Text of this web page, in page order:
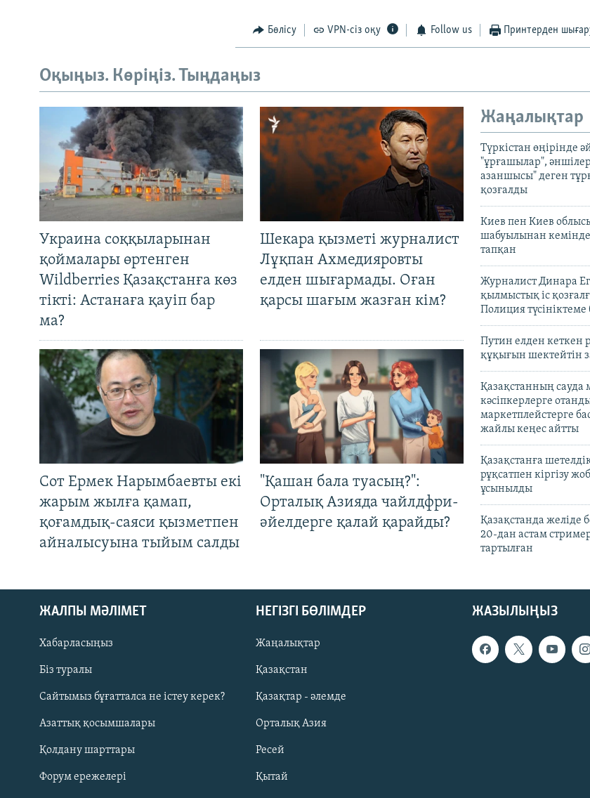
Русский
ЖАЗЫЛЫҢЫЗ
Бөлісу VPN-сіз оқу Follow us Принтерден
Оқыңыз. Көріңіз. Тыңдаңыз
Украина соққыларынан
қоймалары өртенген
Wildberries Қазақстанға көз
тікті: Астанаға қауіп бар
ма?
Шекара қызметі журналист
Лұқпан Ахмедияровты
елден шығармады. Оған
қарсы шағым жазған кім?
Сот Ермек Нарымбаевты екі
жарым жылға қамап,
қоғамдық-саяси қызметпен
айналысуына тыйым салды
"Қашан бала туасың?":
Орталық Азияда чайлдфри-
әйелдерге қалай қарайды?
Жаңалықтар
Түркістан өңірінде
"ұрғашылар",
азаншысы" деген
қозғалды
Киев пен Киев
шабуылынан кемінде
тапқан
Журналист Динара
қылмыстық іс
Полиция түсініктеме
Путин елден кеткен
құқығын шектейтін
Қазақстанның сауда
кәсіпкерлерге
маркетплейстерге
жайлы кеңес айтты
Қазақстанға
рұқсатпен кіргізу
ұсынылды
Қазақстанда желіде
20-дан астам
тартылған
ЖАЗЫЛЫҢЫЗ
ЖАЛПЫ МӘЛІМЕТ
Хабарласыңыз
Біз туралы
Сайтымыз бұғатталса не істеу керек?
Азаттық қосымшалары
Қолдану шарттары
Форум ережелері
НЕГІЗГІ БӨЛІМДЕР
Жаңалықтар
Қазақстан
Қазақтар - әлемде
Орталық Азия
Ресей
Қытай